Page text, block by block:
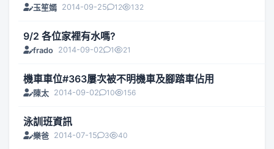
玉笙嫣 2014-09-25 12 132
9/2 各位家裡有水嗎?
frado 2014-09-02 1 21
機車車位#363屢次被不明機車及腳踏車佔用
陳太 2014-09-02 10 156
泳訓班資訊
樂爸 2014-07-15 3 40